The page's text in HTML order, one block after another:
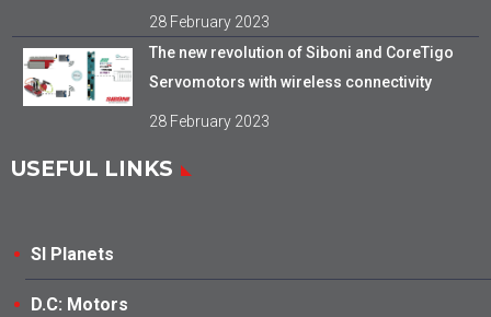
28 February 2023
The new revolution of Siboni and CoreTigo
Servomotors with wireless connectivity
28 February 2023
USEFUL LINKS
SI Planets
D.C: Motors